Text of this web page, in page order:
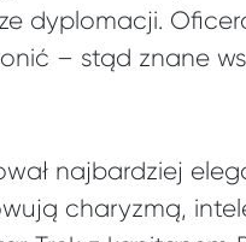
dyplomacji.
– stąd znane
najbardziej
charyzmą,